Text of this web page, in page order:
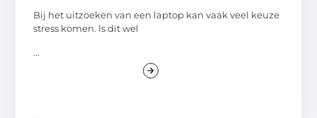
Bij het uitzoeken van een laptop kan vaak veel keuze
stress komen. Is dit wel
...